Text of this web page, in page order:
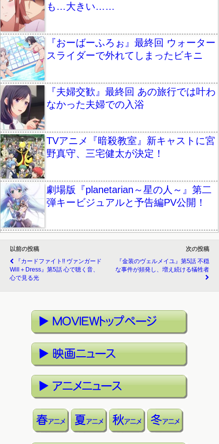
も…大きい……
『おーばーふろぉ』最終回 ウォーター
スライダーで外れてしまったビキニ
『夫婦交歓』最終回 あの旅行では叶わ
なかった夫婦での入浴
TVアニメ『暗殺教室』新キャストに宮
野真守、三宅健太が決定！
劇場版『planetarian～星の人～』第二
弾キービジュアルと予告編PV公開！
以前の投稿
『カードファイト!! ヴァンガード
Will＋Dress』第5話 心で聴く音、
心で見る光
次の投稿
『金装のヴェルメイユ』第5話 不穏
な事件が頻発し、増え続ける犠牲者